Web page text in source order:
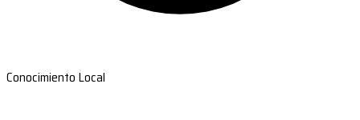
Conocimiento Local